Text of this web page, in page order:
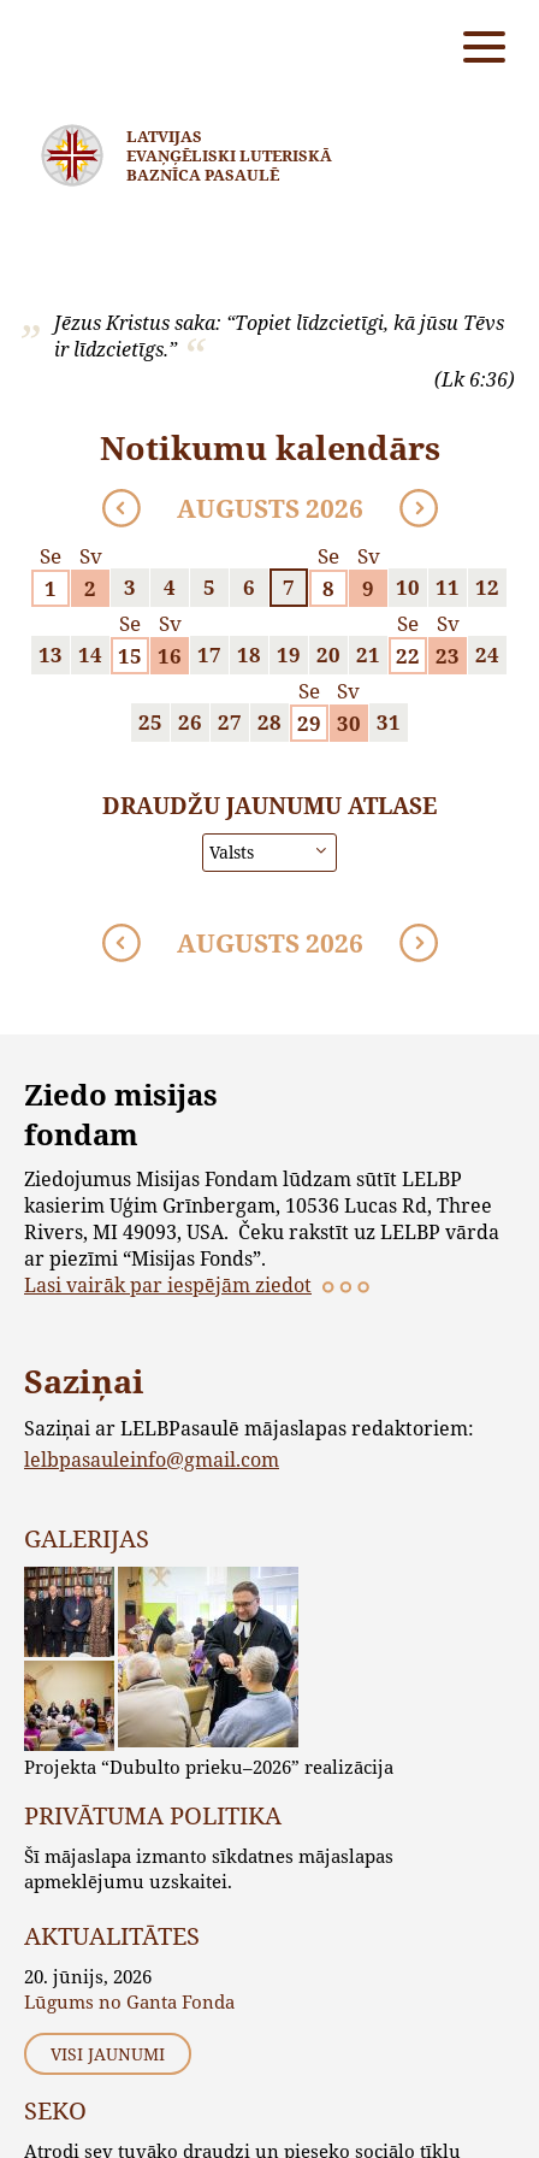
LATVIJAS
EVAŅĢĒLISKI LUTERISKĀ
BAZNĪCA PASAULĒ
Jēzus Kristus saka: “Topiet līdzcietīgi, kā jūsu Tēvs
ir līdzcietīgs.”
(Lk 6:36)
Notikumu kalendārs
AUGUSTS 2026
Se
1
Sv
2
3 4 5 6 7
Se
8
Sv
9
10 11 12
13 14
Se
15
Sv
16
17 18 19 20 21
Se
22
Sv
23
24
25 26 27 28
Se
29
Sv
30
31
DRAUDŽU JAUNUMU ATLASE
AUGUSTS 2026
Ziedo misijas
fondam
Ziedojumus Misijas Fondam lūdzam sūtīt LELBP
kasierim Uģim Grīnbergam, 10536 Lucas Rd, Three
Rivers, MI 49093, USA. Čeku rakstīt uz LELBP vārda
ar piezīmi “Misijas Fonds”.
Lasi vairāk par iespējām ziedot
Saziņai
Saziņai ar LELBPasaulē mājaslapas redaktoriem:
lelbpasauleinfo@gmail.com
GALERIJAS
Projekta “Dubulto prieku–2026” realizācija
PRIVĀTUMA POLITIKA
Šī mājaslapa izmanto sīkdatnes mājaslapas
apmeklējumu uzskaitei.
AKTUALITĀTES
20. jūnijs, 2026
Lūgums no Ganta Fonda
VISI JAUNUMI
SEKO
Atrodi sev tuvāko draudzi un pieseko sociālo tīklu